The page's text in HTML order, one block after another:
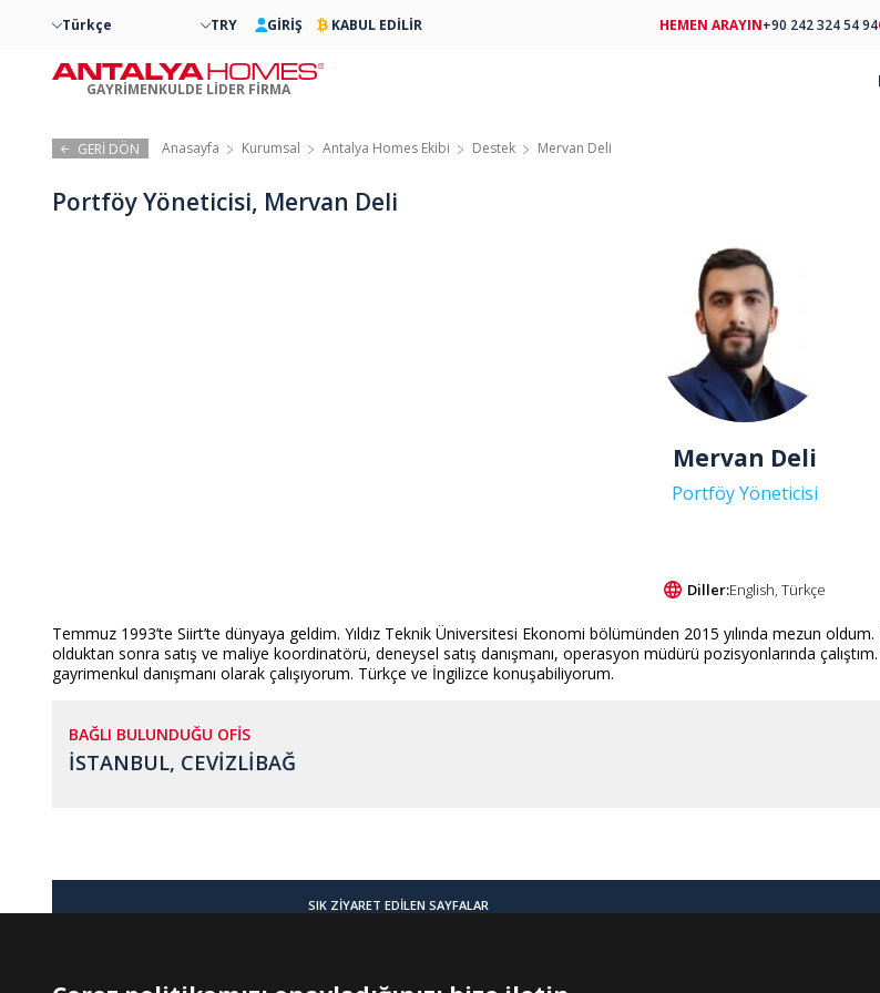
GERİ DÖN Anasayfa Kurumsal Antalya Homes Ekibi Destek Mervan Deli
Portföy Yöneticisi, Mervan Deli
Mervan Deli
Portföy Yöneticisi
Diller:English, Türkçe
Temmuz 1993’te Siirt’te dünyaya geldim. Yıldız Teknik Üniversitesi Ekonomi bölümünden 2015 yılında mezun
olduktan sonra satış ve maliye koordinatörü, deneysel satış danışmanı, operasyon müdürü pozisyonlarında
gayrimenkul danışmanı olarak çalışıyorum. Türkçe ve İngilizce konuşabiliyorum.
BAĞLI BULUNDUĞU OFİS
İSTANBUL, CEVİZLİBAĞ
Türkçe TRY GİRİŞ KABUL EDİLİR
GAYRİMENKULDE LİDER FİRMA
HEMEN ARAYIN+90 242 324 54 94
SIK ZİYARET EDİLEN SAYFALAR